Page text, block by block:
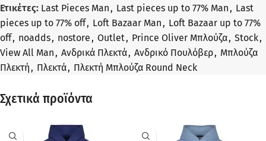
Ετικέτες: Last Pieces Man, Last pieces up to 77% Man, Last
pieces up to 77% off, Loft Bazaar Man, Loft Bazaar up to 77%
off, noadds, nostore, Outlet, Prince Oliver Μπλούζα, Stock,
View All Man, Ανδρικά Πλεκτά, Ανδρικό Πουλόβερ, Μπλούζα
Πλεκτή, Πλεκτά, Πλεκτή Μπλούζα Round Neck
Σχετικά προϊόντα